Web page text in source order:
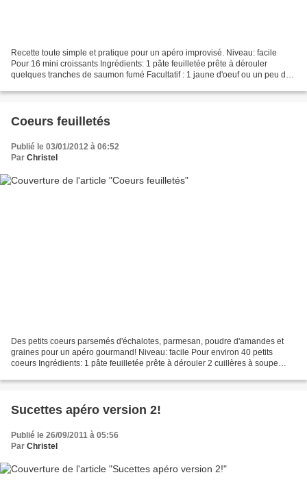
Recette toute simple et pratique pour un apéro improvisé. Niveau: facile
Pour 16 mini croissants Ingrédients: 1 pâte feuilletée prête à dérouler
quelques tranches de saumon fumé Facultatif : 1 jaune d'oeuf ou un peu de
Coeurs feuilletés
Publié le 03/01/2012 à 06:52
Par Christel
Des petits coeurs parsemés d'échalotes, parmesan, poudre d'amandes et
graines pour un apéro gourmand! Niveau: facile Pour environ 40 petits
coeurs Ingrédients: 1 pâte feuilletée prête à dérouler 2 cuillères à soupe
Sucettes apéro version 2!
Publié le 26/09/2011 à 05:56
Par Christel